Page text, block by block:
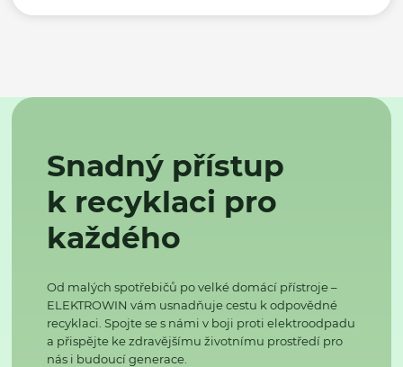
Snadný přístup
k recyklaci pro
každého
Od malých spotřebičů po velké domácí přístroje –
ELEKTROWIN vám usnadňuje cestu k odpovědné
recyklaci. Spojte se s námi v boji proti elektroodpadu
a přispějte ke zdravějšímu životnímu prostředí pro
nás i budoucí generace.